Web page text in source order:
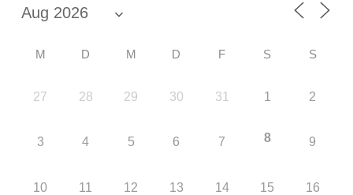
M D M D F S S
27 28 29 30 31 1 2
3 4 5 6 7 8 9
10 11 12 13 14 15 16